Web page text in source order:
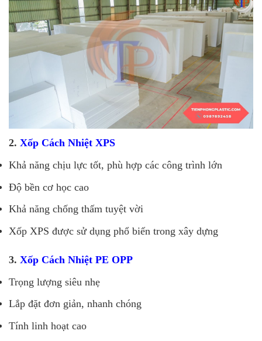
2. Xốp Cách Nhiệt XPS
Khả năng chịu lực tốt, phù hợp các công trình lớn
Độ bền cơ học cao
Khả năng chống thấm tuyệt vời
Xốp XPS được sử dụng phổ biến trong xây dựng
3. Xốp Cách Nhiệt PE OPP
Trọng lượng siêu nhẹ
Lắp đặt đơn giản, nhanh chóng
Tính linh hoạt cao